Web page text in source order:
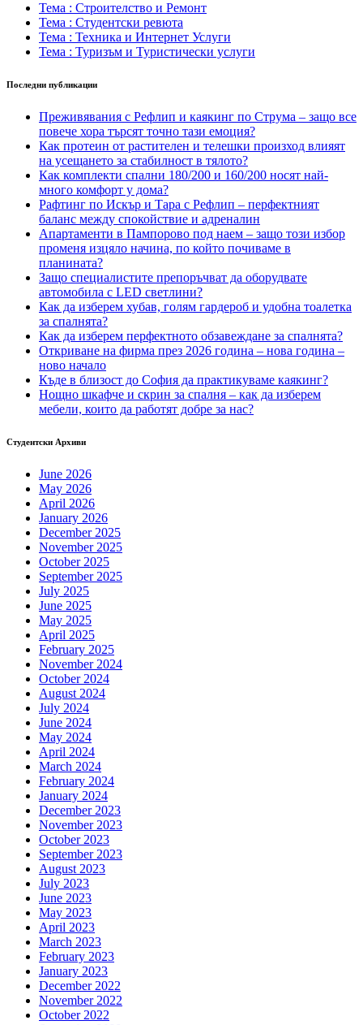
Тема : Строителство и Ремонт
Тема : Студентски ревюта
Тема : Техника и Интернет Услуги
Тема : Туризъм и Туристически услуги
Последни публикации
Преживявания с Рефлип и каякинг по Струма – защо все
повече хора търсят точно тази емоция?
Как протеин от растителен и телешки произход влияят
на усещането за стабилност в тялото?
Как комплекти спални 180/200 и 160/200 носят най-
много комфорт у дома?
Рафтинг по Искър и Тара с Рефлип – перфектният
баланс между спокойствие и адреналин
Апартаменти в Пампорово под наем – защо този избор
променя изцяло начина, по който почиваме в
планината?
Защо специалистите препоръчват да оборудвате
автомобила с LED светлини?
Как да изберем хубав, голям гардероб и удобна тоалетка
за спалнята?
Как да изберем перфектното обзавеждане за спалнята?
Откриване на фирма през 2026 година – нова година –
ново начало
Къде в близост до София да практикуваме каякинг?
Нощно шкафче и скрин за спалня – как да изберем
мебели, които да работят добре за нас?
Студентски Архиви
June 2026
May 2026
April 2026
January 2026
December 2025
November 2025
October 2025
September 2025
July 2025
June 2025
May 2025
April 2025
February 2025
November 2024
October 2024
August 2024
July 2024
June 2024
May 2024
April 2024
March 2024
February 2024
January 2024
December 2023
November 2023
October 2023
September 2023
August 2023
July 2023
June 2023
May 2023
April 2023
March 2023
February 2023
January 2023
December 2022
November 2022
October 2022